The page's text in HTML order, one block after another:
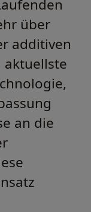
über
additiven
aktuellste
an die